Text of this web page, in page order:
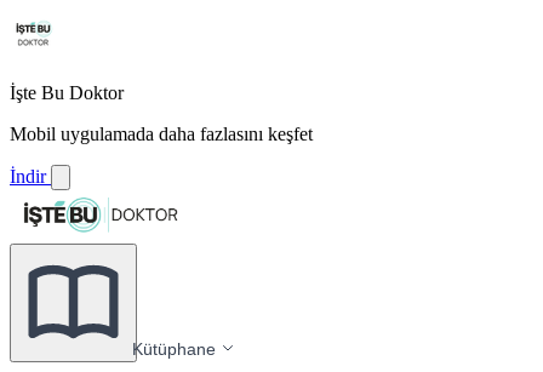
İşte Bu Doktor
Mobil uygulamada daha fazlasını keşfet
İndir
Kütüphane